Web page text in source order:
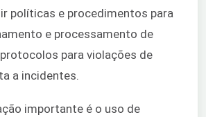
políticas e procedimentos para
e processamento de
para violações de
a incidentes.
importante é o uso de